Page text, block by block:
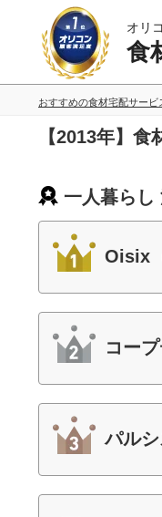
オリ
食
おすすめの食材宅配サー
【2013年】
一人暮らし
Oisix
コー
パル